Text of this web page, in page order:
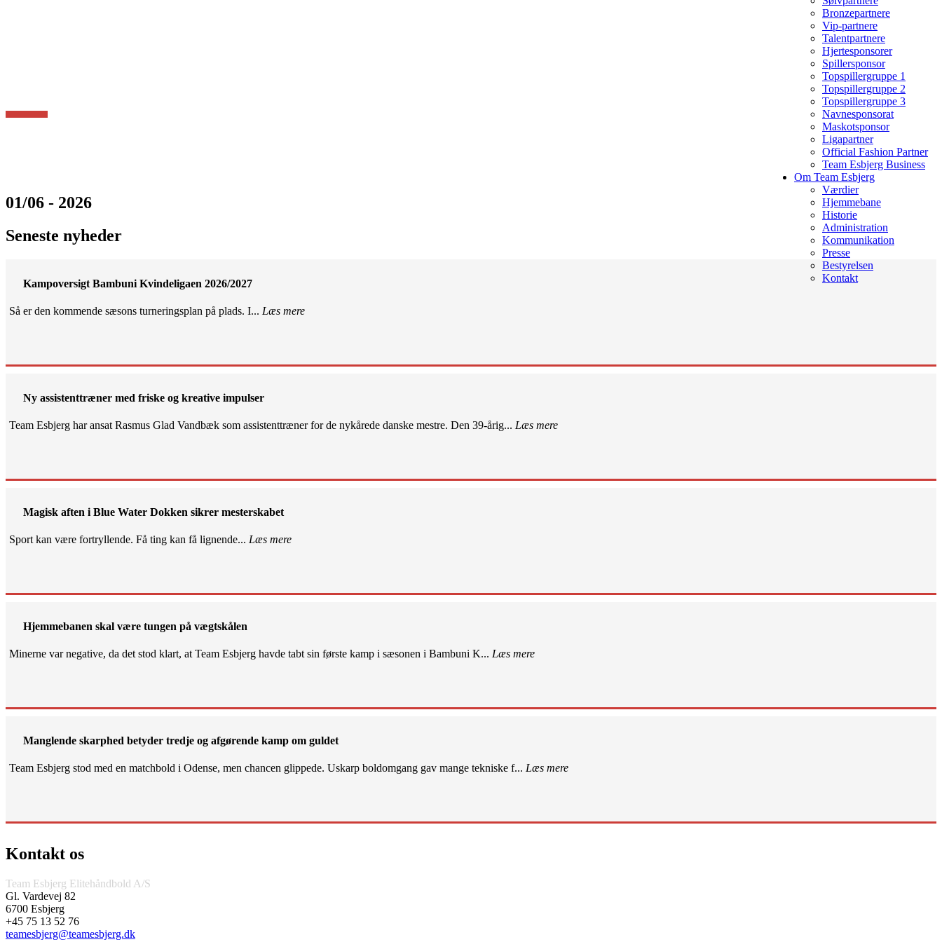
Bronzepartnere
Vip-partnere
Talentpartnere
Hjertesponsorer
Spillersponsor
Topspillergruppe 1
Topspillergruppe 2
Topspillergruppe 3
Navnesponsorat
Maskotsponsor
Ligapartner
Official Fashion Partner
Team Esbjerg Business
Om Team Esbjerg
Værdier
Hjemmebane
Historie
Administration
Kommunikation
Presse
Bestyrelsen
Kontakt
01/06 - 2026
Seneste nyheder
Kampoversigt Bambuni Kvindeligaen 2026/2027
Så er den kommende sæsons turneringsplan på plads. I... Læs mere
Ny assistenttræner med friske og kreative impulser
Team Esbjerg har ansat Rasmus Glad Vandbæk som assistenttræner for de nykårede danske mestre. Den 39-årig... Læs mere
Magisk aften i Blue Water Dokken sikrer mesterskabet
Sport kan være fortryllende. Få ting kan få lignende... Læs mere
Hjemmebanen skal være tungen på vægtskålen
Minerne var negative, da det stod klart, at Team Esbjerg havde tabt sin første kamp i sæsonen i Bambuni K... Læs mere
Manglende skarphed betyder tredje og afgørende kamp om guldet
Team Esbjerg stod med en matchbold i Odense, men chancen glippede. Uskarp boldomgang gav mange tekniske f... Læs mere
Kontakt os
Team Esbjerg Elitehåndbold A/S
Gl. Vardevej 82
6700 Esbjerg
+45 75 13 52 76
teamesbjerg@teamesbjerg.dk